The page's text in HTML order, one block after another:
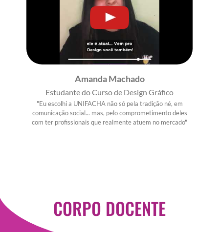
Amanda Machado
Estudante do Curso de Design Gráfico
"Eu escolhi a UNIFACHA não só pela tradição né, em
comunicação social... mas, pelo comprometimento deles
com ter profissionais que realmente atuem no mercado"
CORPO DOCENTE